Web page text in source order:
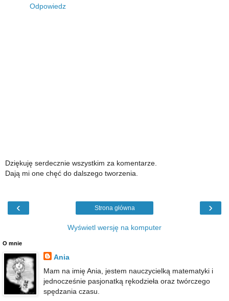
Odpowiedz
Dziękuję serdecznie wszystkim za komentarze.
Dają mi one chęć do dalszego tworzenia.
‹ ›
Strona główna
Wyświetl wersję na komputer
O mnie
Ania
Mam na imię Ania, jestem nauczycielką matematyki i
jednocześnie pasjonatką rękodzieła oraz twórczego
spędzania czasu.